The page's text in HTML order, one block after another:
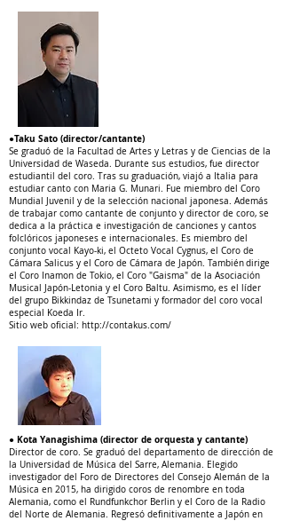
●Taku Sato (director/cantante)
Se graduó de la Facultad de Artes y Letras y de Ciencias de la
Universidad de Waseda. Durante sus estudios, fue director
estudiantil del coro. Tras su graduación, viajó a Italia para
estudiar canto con Maria G. Munari. Fue miembro del Coro
Mundial Juvenil y de la selección nacional japonesa. Además
de trabajar como cantante de conjunto y director de coro, se
dedica a la práctica e investigación de canciones y cantos
folclóricos japoneses e internacionales. Es miembro del
conjunto vocal Kayo-ki, el Octeto Vocal Cygnus, el Coro de
Cámara Salicus y el Coro de Cámara de Japón. Tambiéndirige
el Coro Inamon de Tokio, el Coro "Gaisma" de la Asociación
Musical Japón-Letonia y el Coro Baltu. Asimismo, es el líder
del grupo Bikkindaz de Tsunetami y formador del coro vocal
especial Koeda Ir.
Sitio web oficial: http://contakus.com/
● Kota Yanagishima (director de orquesta y cantante)
Director de coro. Se graduó del departamento de dirección de
la Universidad de Música del Sarre, Alemania. Elegido
investigador del Foro de Directores del Consejo Alemán de la
Música en 2015, ha dirigido coros de renombre en toda
Alemania, como el Rundfunkchor Berlin y el Coro de la Radio
del Norte de Alemania. Regresó definitivamente a Japón en